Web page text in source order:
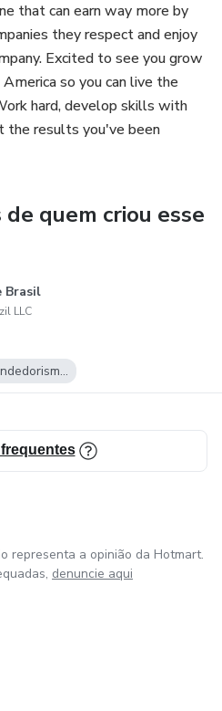
that can earn way more by
they respect and enjoy
Excited to see you grow
America so you can live the
hard, develop skills with
the results you've been
quem criou esse
Brasil
LLC
Empreendedorismo Digital
representa a opinião da Hotmart.
denuncie aqui